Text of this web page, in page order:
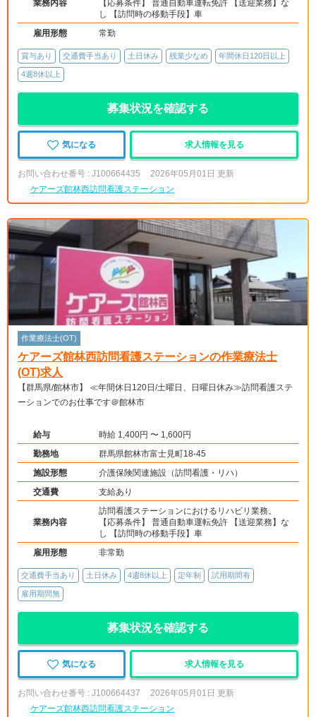
業務内容
【応募条件】 普通自動車運転免許 【送迎業務】な
し 【訪問時の移動手段】車
雇用形態
常勤
賞与あり 交通費手当あり 土日休み 残業少なめ 年間休日120日以上
4週8休以上
募集状況を確認する
気になる 求人情報を見る
お問い合わせ番号 : J100664435
2026年05月01日 更新
ケアーズ館林西訪問看護ステーション
作業療法士(OT)
ケアーズ館林西訪問看護ステーションの作業療法士
(OT)求人
【群馬県/館林市】 ≪年間休日120日/土曜日、日曜日休み≫訪問看護ステ
ーションでのお仕事です＠館林市
給与
時給 1,400円 〜 1,600円
勤務地
群馬県館林市富士見町18-45
施設形態
介護保険関連施設（訪問看護・リハ）
交通費
支給あり
業務内容
訪問看護ステーションにおけるリハビリ業務。
【応募条件】 普通自動車運転免許 【送迎業務】な
し 【訪問時の移動手段】車
雇用形態
非常勤
交通費手当あり 土日休み 4週8休以上 定年制 試用期間有
雇用期間無
募集状況を確認する
気になる 求人情報を見る
お問い合わせ番号 : J100664437
2026年05月01日 更新
ケアーズ館林西訪問看護ステーション